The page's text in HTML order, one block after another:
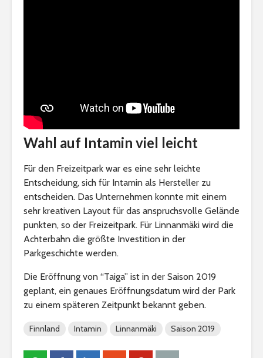
Wahl auf Intamin viel leicht
Für den Freizeitpark war es eine sehr leichte
Entscheidung, sich für Intamin als Hersteller zu
entscheiden. Das Unternehmen konnte mit einem
sehr kreativen Layout für das anspruchsvolle Gelände
punkten, so der Freizeitpark. Für Linnanmäki wird die
Achterbahn die größte Investition in der
Parkgeschichte werden.
Die Eröffnung von “Taiga” ist in der Saison 2019
geplant, ein genaues Eröffnungsdatum wird der Park
zu einem späteren Zeitpunkt bekannt geben.
Finnland Intamin Linnanmäki Saison 2019